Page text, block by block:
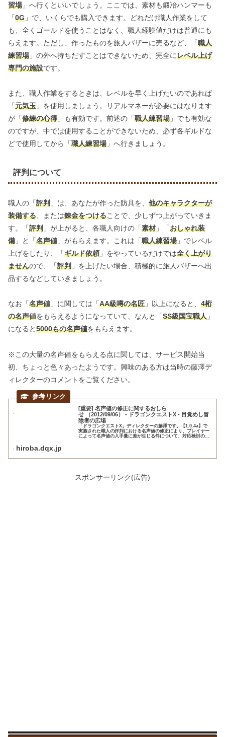
習場 」へ行くといいでしょう。ここでは、素材も鍛冶ハンマーも
「0G 」で、いくらでも購入できます。どれだけ職人作業をして
も、全くゴールドを使うことはなく、職人経験値だけは普通にも
らえます。ただし、作ったものを旅人バザーに売るなど、「職人
練習場 」の外へ持ちだすことはできないため、完全にレベル上げ
専門の施設です。
また、職人作業をするときは、レベルを早く上げたいのであれば
「元気玉 」を使用しましょう。リアルマネーが必要にはなります
が「修練の心得 」も有効です。前述の「職人練習場 」でも有効な
のですが、中では使用することができないため、必ず各ギルドな
どで使用してから「職人練習場 」へ行きましょう。
評判について
職人の「評判 」は、あなたが作った防具を、 他のキャラクターが
装備する、または錬金をつけることで、少しずつ上がっていきま
す。「評判 」が上がると、各職人向けの「素材 」「おしゃれ装
備 」と「名声値 」がもらえます。これは「職人練習場 」でレベル
上げをしたり、「ギルド依頼 」をやっているだけでは全く上がり
ませんので、「評判 」を上げたい場合、積極的に旅人バザーへ出
品するなどしていきましょう。
なお「名声値 」に関しては「AA級噂の名匠 」以上になると、 4桁
の名声値をもらえるようになっていて、なんと「SS級国宝職人 」
になると5000もの名声値をもらえます。
※この大量の名声値をもらえる点に関しては、サービス開始当
初、ちょっと色々あったようです。興味のある方は当時の藤澤デ
ィレクターのコメントをご覧ください。
[重要] 名声値の修正に関するおしら
せ （2012/09/06） - ドラゴンクエストX - 目覚めし冒
険者の広場
「ドラゴンクエストX」ディレクターの藤澤です。【1.0.4a】で
実施された職人の評判における名声値の修正により、プレイヤー
によって名声値の入手量に差が生じる件について、対応検討のた
hiroba.dqx.jp
スポンサーリンク(広告)